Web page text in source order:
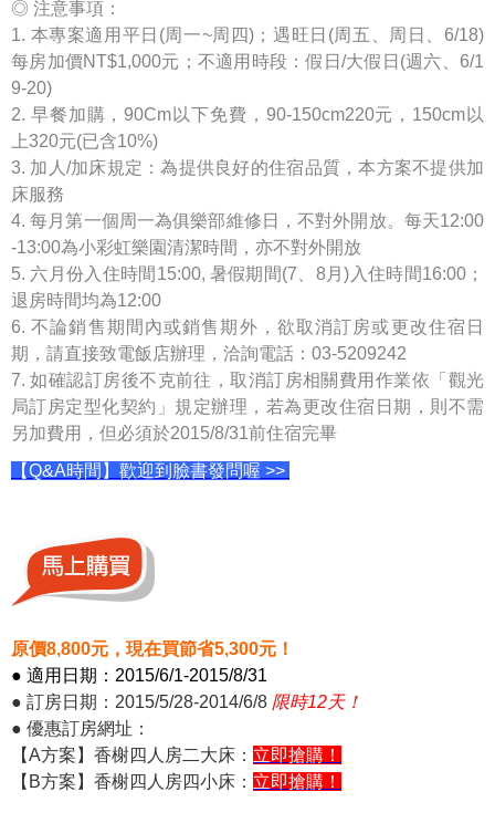
◎ 注意事項：
1. 本專案適用平日(周一~周四)；遇旺日(周五、周日、6/18)
每房加價NT$1,000元； 不適用時段：假日/大假日(週六、6/1
9-20)
2. 早餐加購，90Cm以下免費，90-150cm220元，150cm以
上320元(已含10%)
3. 加人/加床規定：為提供良好的住宿品質，本方案不提供加
床服務
4. 每月第一個周一為俱樂部維修日，不對外開放。每天12:00
-13:00為小彩虹樂園清潔時間，亦不對外開放
5. 六月份入住時間15:00, 暑假期間(7、8月)入住時間16:00；
退房時間均為12:00
6. 不論銷售期間內或銷售期外，欲取消訂房或更改住宿日
期，請直接致電飯店辦理，洽詢電話：03-5209242
7.如確認訂房後不克前往，取消訂房相關費用作業依「觀光
局訂房定型化契約」規定辦理，若為更改住宿日期，則不需
另加費用，但必須於2015/8/31前住宿完畢
【Q&A時間】歡迎到臉書發問喔 >>
原價8,800元，現在買節省5,300元！
● 適用日期：2015/6/1-2015/8/31
● 訂房日期：2015/5/28-2014/6/8 限時12天！
● 優惠訂房網址：
【A方案】香榭四人房二大床： 立即搶購！
【B方案】香榭四人房四小床： 立即搶購！